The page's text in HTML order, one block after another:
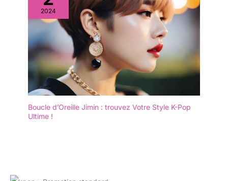
2024
Boucle d’Oreille Jimin : trouvez Votre Style K-Pop
Ultime !